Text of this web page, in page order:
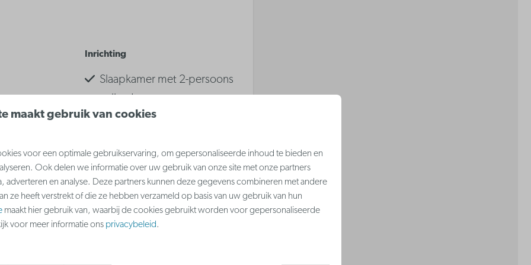
Inrichting
Slaapkamer met 2-persoons
Zetelbed in woonkamer
meer ↓
maakt gebruik van cookies
voor een optimale gebruikservaring, om gepersonaliseerde inhoud te bieden en
Ook delen we informatie over uw gebruik van onze site met onze partners
adverteren en analyse. Deze partners kunnen deze gegevens combineren met andere
ze heeft verstrekt of die ze hebben verzameld op basis van uw gebruik van hun
maakt hier gebruik van, waarbij de cookies gebruikt worden voor gepersonaliseerde
voor meer informatie ons privacybeleid.